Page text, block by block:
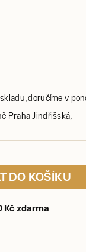
doručíme v
Praha Jindřišská,
DO KOŠÍKU
Kč zdarma